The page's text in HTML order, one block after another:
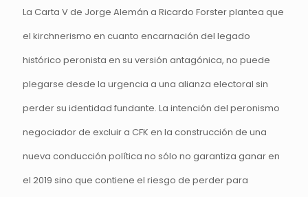
La Carta V de Jorge Alemán a Ricardo Forster plantea que
el kirchnerismo en cuanto encarnación del legado
histórico peronista en su versión antagónica, no puede
plegarse desde la urgencia a una alianza electoral sin
perder su identidad fundante. La intención del peronismo
negociador de excluir a CFK en la construcción de una
nueva conducción política no sólo no garantiza ganar en
el 2019 sino que contiene el riesgo de perder para